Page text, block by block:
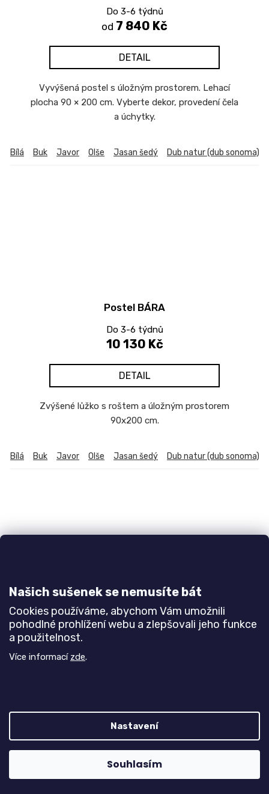
Našich sušenek se nemusíte bát
Cookies používáme, abychom Vám umožnili
pohodlné prohlížení webu a zlepšovali jeho funkce
a použitelnost.
Více informací zde.
Nastavení
Souhlasím
Do 3-6 týdnů
od 7 840 Kč
DETAIL
Vyvýšená postel s úložným prostorem. Lehací
plocha 90 × 200 cm. Vyberte dekor, provedení čela
a úchytky.
Bílá Buk Javor Olše Jasan šedý Dub natur (dub sonoma)
Postel BÁRA
Do 3-6 týdnů
10 130 Kč
DETAIL
Zvýšené lůžko s roštem a úložným prostorem
90x200 cm.
Bílá Buk Javor Olše Jasan šedý Dub natur (dub sonoma)
Postel MONTY
Do 3-6 týdnů
Inovativní design postele pro všechny milovníky
moderního stylu bydlení. Na výběr různé šířky
postele od 80 až po 180 cm.